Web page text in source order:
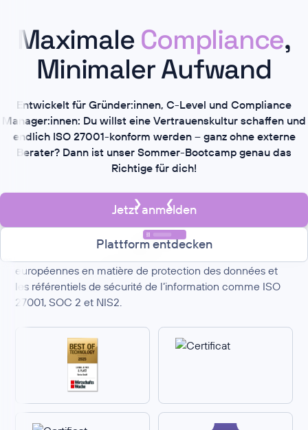
Maximale Compliance,
Minimaler Aufwand
Entwickelt für Gründer:innen, C-Level und Compliance
Manager:innen: Du willst eine Vertrauenskultur schaffen und
endlich ISO 27001-konform werden – ganz ohne externe
Berater? Dann ist unser Sommer-Bootcamp genau das
Richtige für dich!
Jetzt anmelden
Plattform entdecken
Kertos est la solution de conformité tout-en-un pour
européennes en matière de protection des données et
les référentiels de sécurité de l’information comme ISO
27001, SOC 2 et NIS2.